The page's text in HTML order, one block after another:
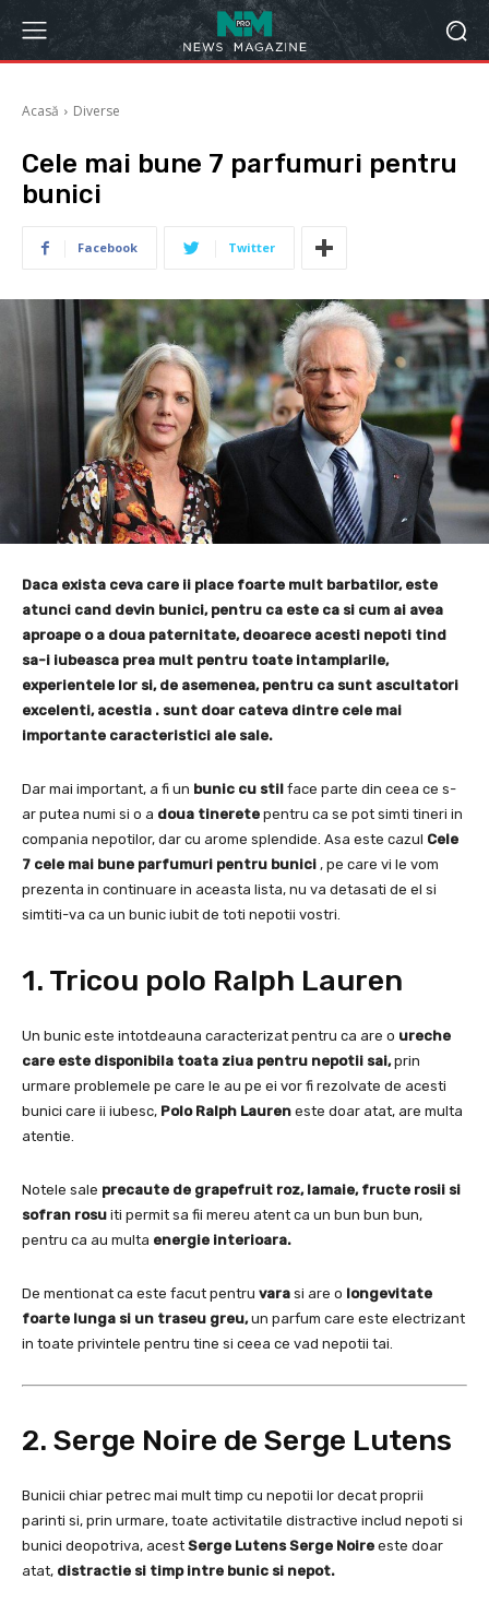
Acasă Diverse
Cele mai bune 7 parfumuri pentru
bunici
Facebook Twitter
Daca exista ceva care ii place foarte mult barbatilor, este
atunci cand devin bunici, pentru ca este ca si cum ai avea
aproape o a doua paternitate, deoarece acesti nepoti tind
sa-i iubeasca prea mult pentru toate intamplarile,
experientele lor si, de asemenea, pentru ca sunt ascultatori
excelenti, acestia . sunt doar cateva dintre cele mai
importante caracteristici ale sale.
Dar mai important, a fi un bunic cu stil face parte din ceea ce s-
ar putea numi si o a doua tinerete pentru ca se pot simti tineri in
compania nepotilor, dar cu arome splendide. Asa este cazul Cele
7 cele mai bune parfumuri pentru bunici , pe care vi le vom
prezenta in continuare in aceasta lista, nu va detasati de el si
simtiti-va ca un bunic iubit de toti nepotii vostri.
1. Tricou polo Ralph Lauren
Un bunic este intotdeauna caracterizat pentru ca are o ureche
care este disponibila toata ziua pentru nepotii sai,prin
urmare problemele pe care le au pe ei vor fi rezolvate de acesti
bunici care ii iubesc, Polo Ralph Lauren este doar atat, are multa
atentie.
Notele sale precaute de grapefruit roz, lamaie, fructe rosii si
sofran rosu iti permit sa fii mereu atent ca un bun bun bun,
pentru ca au multa energie interioara.
De mentionat ca este facut pentru vara si are o longevitate
foarte lunga si un traseu greu,un parfum care este electrizant
in toate privintele pentru tine si ceea ce vad nepotii tai.
2. Serge Noire de Serge Lutens
Bunicii chiar petrec mai mult timp cu nepotii lor decat proprii
parinti si, prin urmare, toate activitatile distractive includ nepoti si
bunici deopotriva, acest Serge Lutens Serge Noire este doar
atat, distractie si timp intre bunic si nepot.